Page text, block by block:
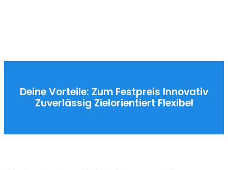
Deine Vorteile: Zum Festpreis Innovativ
Zuverlässig Zielorientiert Flexibel